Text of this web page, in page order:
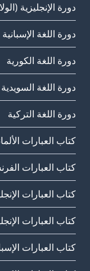
دورة الإنجليزية
دورة اللغة الإسبانية
دورة اللغة الكورية
دورة اللغة السويدية
دورة اللغة التركية
كتاب العبارات
كتاب العبارات
كتاب العبارات
كتاب العبارات
كتاب العبارات